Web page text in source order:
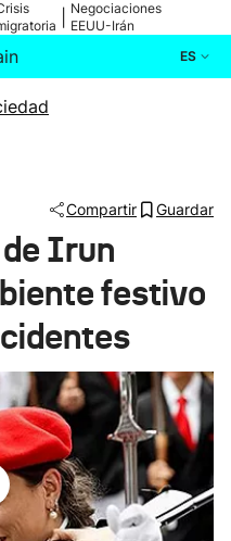
Negociaciones
EEUU-Irán
ES
Compartir Guardar
Irun
festivo